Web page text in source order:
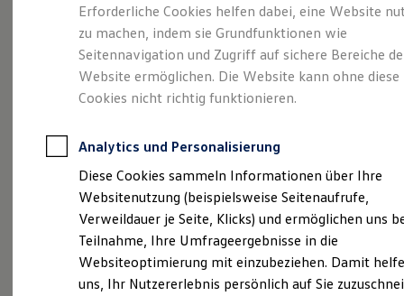
Leasing
Leasing-Angebote
Gebrauchtwagen Leasing
Junge Gebrauchtwagen-Leasing
Elektroauto Leasing
Kleinwagen-Leasing
Leasing ohne Anzahlung
Autokredit mit Schlussrate
Versicherungen und Garantien
Kfz-Versicherung
Restschuldversicherungen
Garantien
Wartungsverträge
Geschäftskunden
Professional Class bei Volkswagen
Großkunden
Behörden
Mehr Raum für alle(s).
Der Tayron.
Erforderliche Cookies helfen dabei, eine Website
zu machen, indem sie Grundfunktionen wie
Seitennavigation und Zugriff auf sichere Bereiche
Website ermöglichen. Die Website kann ohne diese
Cookies nicht richtig funktionieren.
Analytics und Personalisierung
Diese Cookies sammeln Informationen über Ihre
Websitenutzung (beispielsweise Seitenaufrufe,
Verweildauer je Seite, Klicks) und ermöglichen uns
Teilnahme, Ihre Umfrageergebnisse in die
Websiteoptimierung mit einzubeziehen. Damit
uns, Ihr Nutzererlebnis persönlich auf Sie